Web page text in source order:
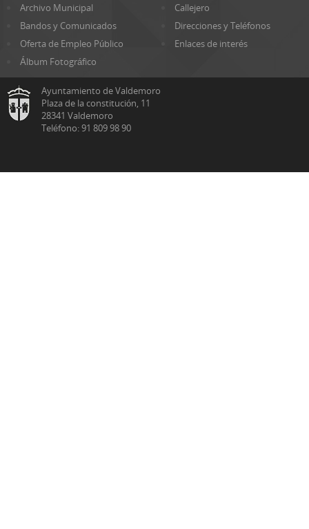
Archivo Municipal
Callejero
Bandos y Comunicados
Direcciones y Teléfonos
Oferta de Empleo Público
Enlaces de interés
Álbum Fotográfico
Ayuntamiento de Valdemoro
Plaza de la constitución, 11
28341 Valdemoro
Teléfono: 91 809 98 90